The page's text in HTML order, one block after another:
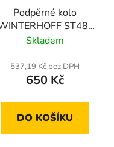
Podpěrné kolo
ST48-
200V 150 kg 48 mm
Skladem
537,19 Kč bez DPH
650 Kč
DO KOŠÍKU